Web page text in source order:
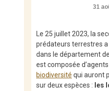
31
Le 25 juillet 2023, la
prédateurs terrestres
dans le département
est composée d’agents
biodiversité qui auront
sur deux espèces : les